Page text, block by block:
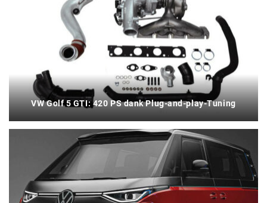
VW Golf 5 GTI: 420 PS dank Plug-and-play-Tuning